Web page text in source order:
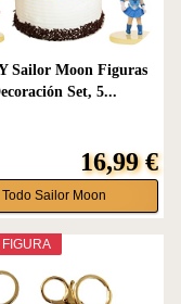
Sailor Moon Figuras
Set, 5...
16,99 €
Todo Sailor Moon